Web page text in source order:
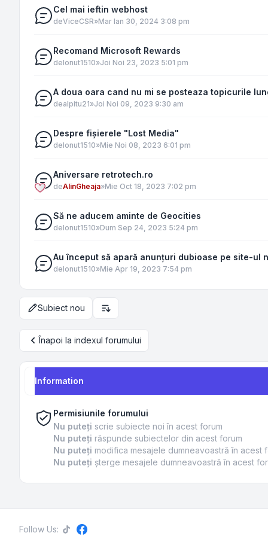
Cel mai ieftin webhost
deViceCSR»Mar Ian 30, 2024 3:08 pm
Recomand Microsoft Rewards
deIonut1510»Joi Noi 23, 2023 5:01 pm
A doua oara cand nu mi se posteaza topicurile
dealpitu21»Joi Noi 09, 2023 9:30 am
Despre fișierele "Lost Media"
deIonut1510»Mie Noi 08, 2023 6:01 pm
Aniversare retrotech.ro
deAlinGheaja»Mie Oct 18, 2023 7:02 pm
Să ne aducem aminte de Geocities
deIonut1510»Dum Sep 24, 2023 5:24 pm
Au început să apară anunțuri dubioase pe site-ul
deIonut1510»Mie Apr 19, 2023 7:54 pm
Subiect nou Opțiuni de sortare și afișare
Înapoi la indexul forumului
Information
Permisiunile forumului
Nu puteţi scrie subiecte noi în acest forum
Nu puteţi răspunde subiectelor din acest forum
Nu puteţi modifica mesajele dumneavoastră în acest
Nu puteţi şterge mesajele dumneavoastră în acest
Follow Us: